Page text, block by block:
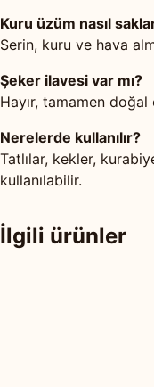
Kuru üzüm nasıl
Serin, kuru ve hava
Şeker ilavesi var mı?
Hayır, tamamen
Nerelerde kullanılır?
Tatlılar, kekler,
kullanılabilir.
İlgili ürünler